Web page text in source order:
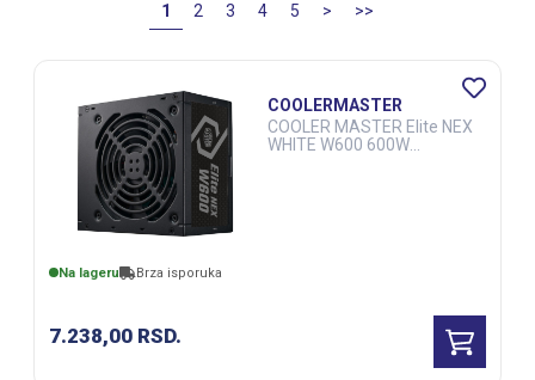
1 2 3 4 5 > >>
Na lageru Brza isporuka
7.238,00 RSD.
COOLERMASTER
COOLER MASTER Elite NEX
WHITE W600 600W